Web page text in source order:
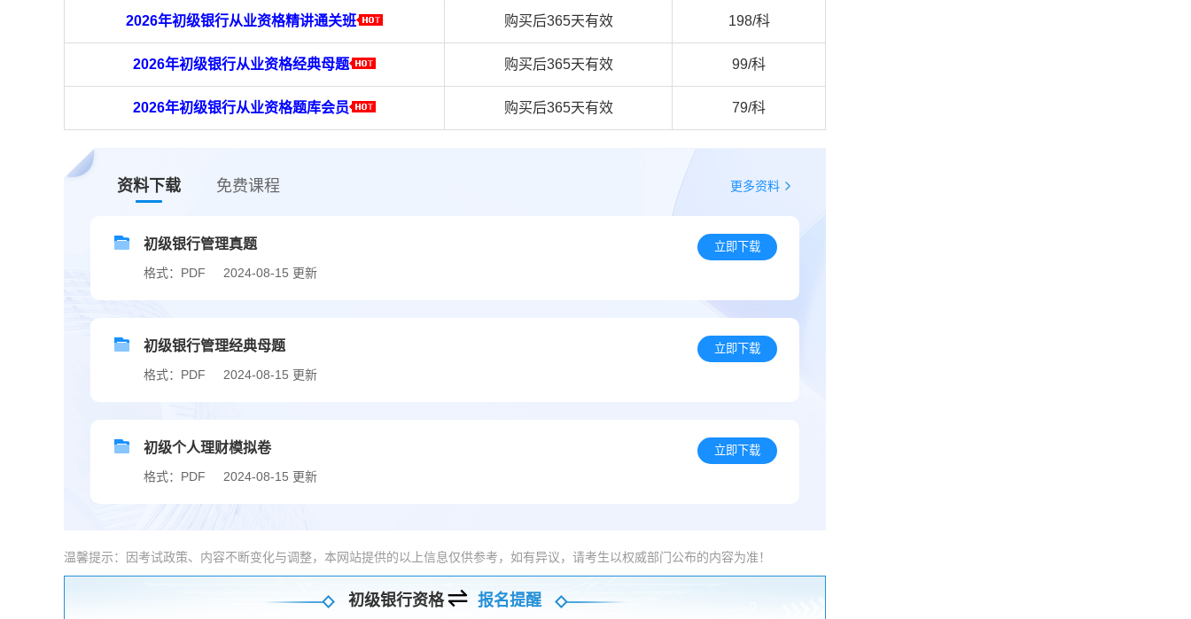
2026年初级银行从业资格精讲通关班 购买后365天有效 198/科
2026年初级银行从业资格经典母题 购买后365天有效 99/科
2026年初级银行从业资格题库会员 购买后365天有效 79/科
资料下载 免费课程 更多资料
初级银行管理真题
格式：PDF 2024-08-15 更新
立即下载
初级银行管理经典母题
格式：PDF 2024-08-15 更新
立即下载
初级个人理财模拟卷
格式：PDF 2024-08-15 更新
立即下载
温馨提示：因考试政策、内容不断变化与调整，本网站提供的以上信息仅供参考，如有异议，请考生以权威部门公布的内容为准！
初级银行资格 报名提醒